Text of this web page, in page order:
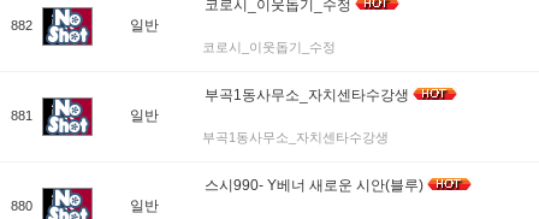
882 일반
코로시_이웃돕기_수정
코로시_이웃돕기_수정
881 일반
부곡1동사무소_자치센타수강생
부곡1동사무소_자치센타수강생
880 일반
스시990- Y베너 새로운 시안(블루)